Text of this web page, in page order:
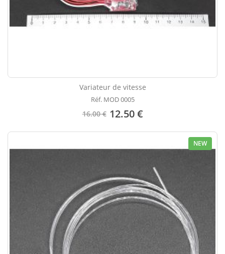
Variateur de vitesse
Réf. MOD 0005
16.00 € 12.50 €
NEW